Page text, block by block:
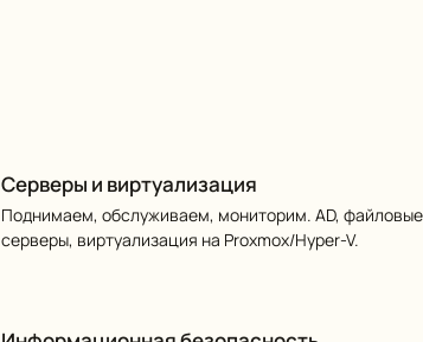
Серверы и виртуализация
Поднимаем, обслуживаем, мониторим. AD,
серверы, виртуализация на Proxmox/Hyper-V.